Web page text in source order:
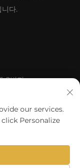
다.
2번지
한 책임 회사. 모든 권
our services.
Personalize